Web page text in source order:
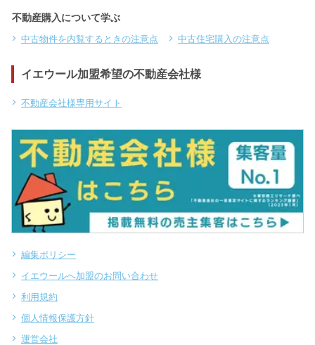
不動産購入について学ぶ
中古物件を内覧するときの注意点 中古住宅購入の注意点
イエウール加盟希望の不動産会社様
不動産会社様専用サイト
編集ポリシー
イエウールへ加盟のお問い合わせ
利用規約
個人情報保護方針
運営会社